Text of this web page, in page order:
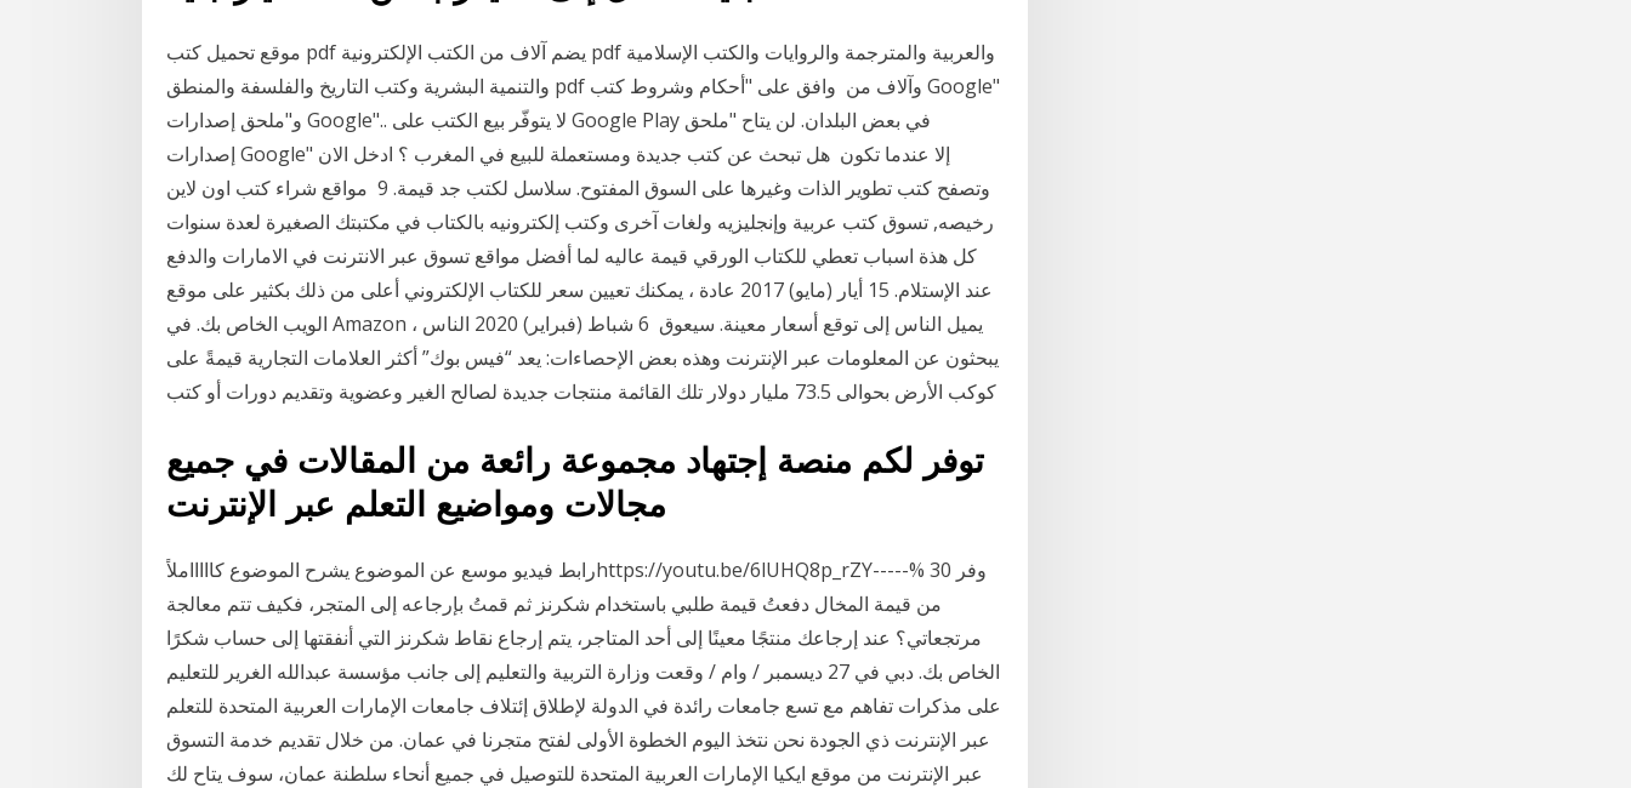
موقع تحميل كتب pdf يضم آلاف من الكتب الإلكترونية pdf والعربية والمترجمة والروايات والكتب الإسلامية
والتنمية البشرية وكتب التاريخ والفلسفة والمنطق pdf وآلاف من وافق على "أحكام وشروط كتب Google"
و"ملحق إصدارات Google".. لا يتوفّر بيع الكتب على Google Play في بعض البلدان. لن يتاح "ملحق
إصدارات Google" إلا عندما تكون هل تبحث عن كتب جديدة ومستعملة للبيع في المغرب ؟ ادخل الان
وتصفح كتب تطوير الذات وغيرها على السوق المفتوح. سلاسل لكتب جد قيمة. 9 مواقع شراء كتب اون لاين
رخيصه, تسوق كتب عربية وإنجليزيه ولغات آخرى وكتب إلكترونيه بالكتاب في مكتبتك الصغيرة لعدة سنوات
كل هذة اسباب تعطي للكتاب الورقي قيمة عاليه لما أفضل مواقع تسوق عبر الانترنت في الامارات والدفع
عند الإستلام. 15 أيار (مايو) 2017 عادة ، يمكنك تعيين سعر للكتاب الإلكتروني أعلى من ذلك بكثير على موقع
الويب الخاص بك. في Amazon ، يميل الناس إلى توقع أسعار معينة. سيعوق 6 شباط (فبراير) 2020 الناس
يبحثون عن المعلومات عبر الإنترنت وهذه بعض الإحصاءات: يعد “فيس بوك” أكثر العلامات التجارية قيمةً على
كوكب الأرض بحوالى 73.5 مليار دولار تلك القائمة منتجات جديدة لصالح الغير وعضوية وتقديم دورات أو كتب
توفر لكم منصة إجتهاد مجموعة رائعة من المقالات في جميع
مجالات ومواضيع التعلم عبر الإنترنت
رابط فيديو موسع عن الموضوع يشرح الموضوع كاااااملاًhttps://youtu.be/6lUHQ8p_rZY-----وفر 30 %
من قيمة المخال دفعتُ قيمة طلبي باستخدام شكرنز ثم قمتُ بإرجاعه إلى المتجر، فكيف تتم معالجة
مرتجعاتي؟ عند إرجاعك منتجًا معينًا إلى أحد المتاجر، يتم إرجاع نقاط شكرنز التي أنفقتها إلى حساب شكرًا
الخاص بك. دبي في 27 ديسمبر / وام / وقعت وزارة التربية والتعليم إلى جانب مؤسسة عبدالله الغرير للتعليم
على مذكرات تفاهم مع تسع جامعات رائدة في الدولة لإطلاق إئتلاف جامعات الإمارات العربية المتحدة للتعلم
عبر الإنترنت ذي الجودة نحن نتخذ اليوم الخطوة الأولى لفتح متجرنا في عمان. من خلال تقديم خدمة التسوق
عبر الإنترنت من موقع ايكيا الإمارات العربية المتحدة للتوصيل في جميع أنحاء سلطنة عمان، سوف يتاح لك